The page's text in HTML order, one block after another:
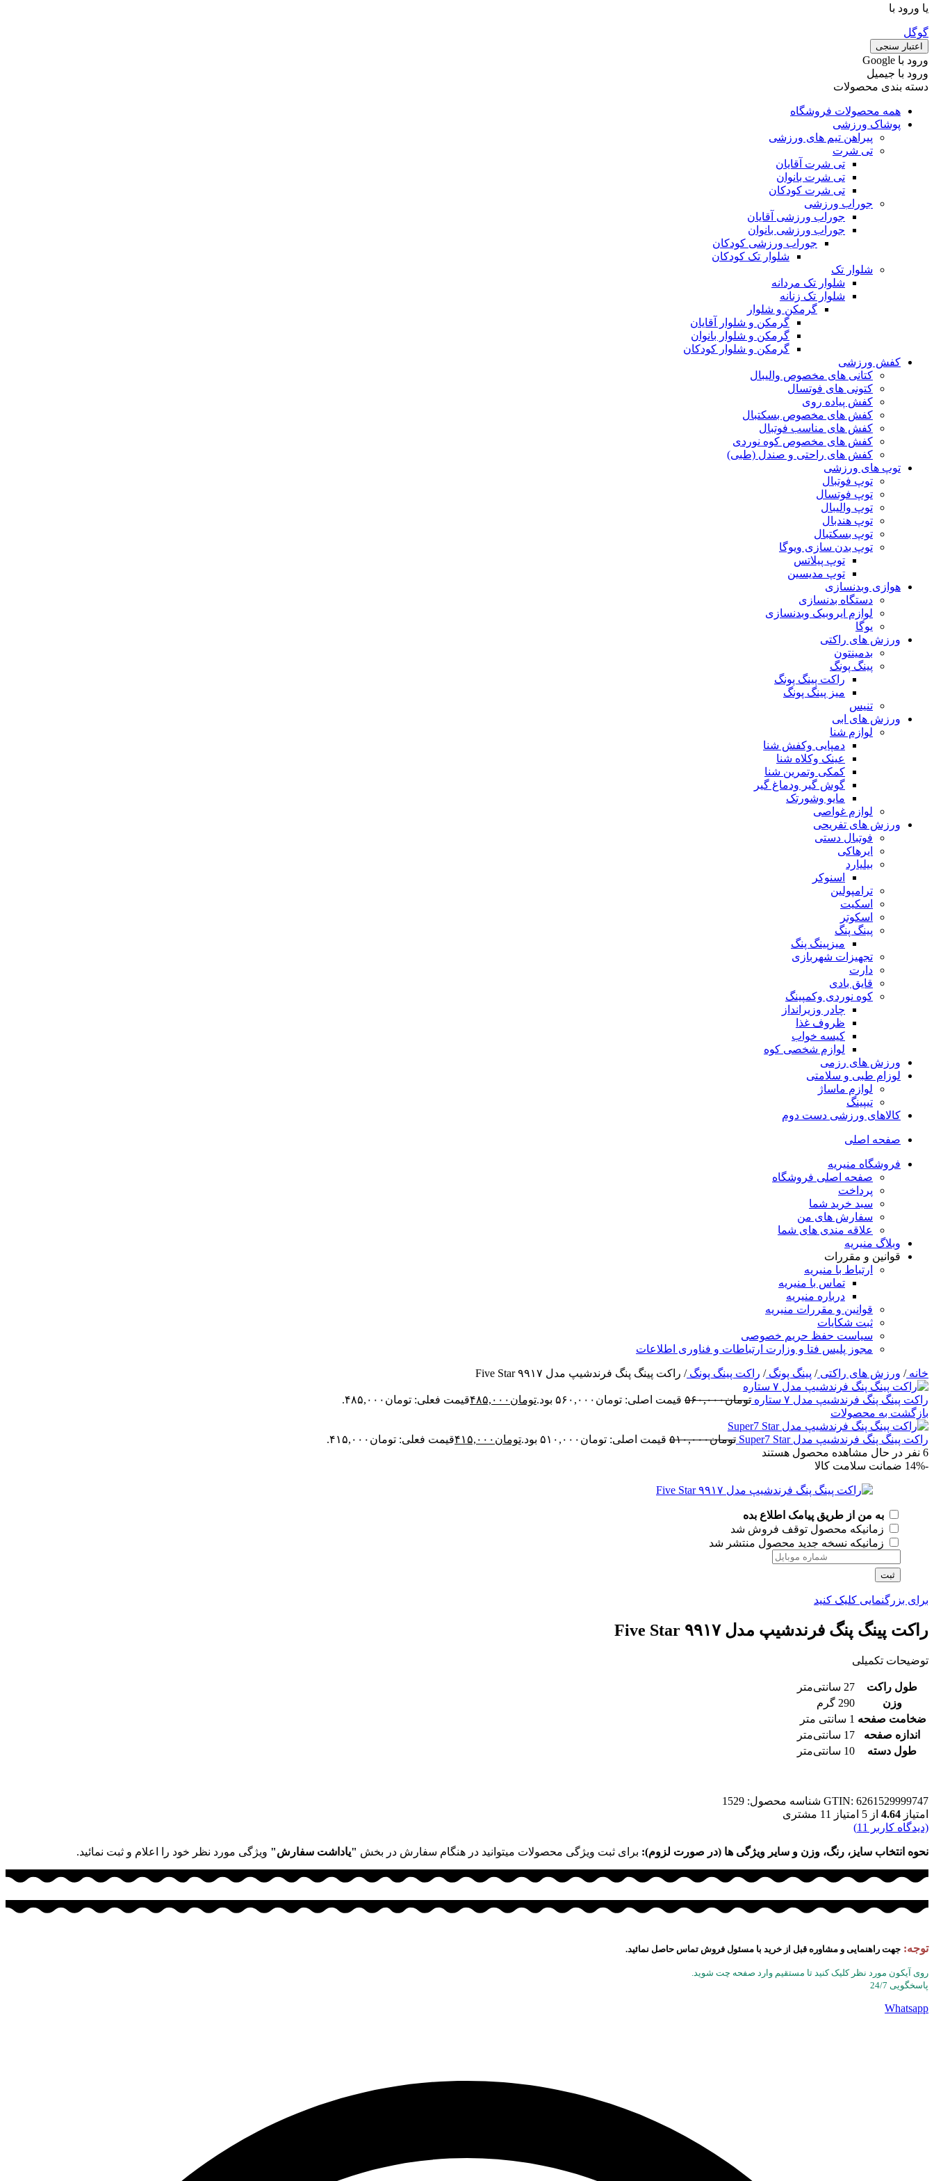
یا ورود با
گوگل
اعتبار سنجی
ورود با ‫Google
ورود با جیمیل
دسته بندی محصولات
همه محصولات فروشگاه
پوشاک ورزشی
پیراهن تیم های ورزشی
تی شرت
تی شرت آقایان
تی شرت بانوان
تی شرت کودکان
جوراب ورزشی
جوراب ورزشی آقایان
جوراب ورزشی بانوان
جوراب ورزشی کودکان
شلوار تک کودکان
شلوار تک
شلوار تک مردانه
شلوار تک زنانه
گرمکن و شلوار
گرمکن و شلوار آقایان
گرمکن و شلوار بانوان
گرمکن و شلوار کودکان
کفش ورزشی
کتانی های مخصوص والیبال
کتونی های فوتسال
کفش پیاده روی
کفش های مخصوص بسکتبال
کفش های مناسب فوتبال
کفش های مخصوص کوه نوردی
کفش های راحتی و صندل (طبی)
توپ های ورزشی
توپ فوتبال
توپ فوتسال
توپ والیبال
توپ هندبال
توپ بسکتبال
توپ بدن سازی ویوگا
توپ پیلاتس
توپ مدیسین
هوازی وبدنسازی
دستگاه بدنسازی
لوازم ایروبیک وبدنسازی
یوگا
ورزش های راکتی
بدمینتون
پینگ پونگ
راکت پینگ پونگ
میز پینگ پونگ
تنیس
ورزش های ابی
لوازم شنا
دمپایی وکفش شنا
عینک وکلاه شنا
کمکی وتمرین شنا
گوش گیر ودماغ گیر
مایو وشورتک
لوازم غواصی
ورزش های تفریحی
فوتبال دستی
ایرهاکی
بیلیارد
اسنوکر
ترامپولین
اسکیت
اسکوتر
پینگ پنگ
میزپینگ پنگ
تجهیزات شهربازی
دارت
قایق بادی
کوه نوردی وکمپینگ
چادر وزیرانداز
ظروف غذا
کیسه خواب
لوازم شخصی کوه
ورزش های رزمی
لوزام طبی و سلامتی
لوازم ماساژ
تیپینگ
کالاهای ورزشی دست دوم
صفحه اصلی
فروشگاه منیریه
صفحه اصلی فروشگاه
پرداخت
سبد خرید شما
سفارش های من
علاقه مندی های شما
وبلاگ منیریه
قوانین و مقررات
ارتباط با منیریه
تماس با منیریه
درباره منیریه
قوانین و مقررات منیریه
ثبت شکایات
سیاست حفظ حریم خصوصی
مجوز پلیس فتا و وزارت ارتباطات و فناوری اطلاعات
خانه/ ورزش های راکتی/ پینگ پونگ/ راکت پینگ پونگ/ راکت پینگ پنگ فرندشیپ مدل ۹۹۱۷ Five Star
راکت پینگ پنگ فرندشیپ مدل ۷ ستاره تومان۵۶۰,۰۰۰ قیمت اصلی: تومان۵۶۰,۰۰۰ بود. تومان ۴۸۵,۰۰۰قیمت فعلی: تومان۴۸۵,۰۰۰.
بازگشت به محصولات
راکت پینگ پنگ فرندشیپ مدل Super7 Star تومان۵۱۰,۰۰۰ قیمت اصلی: تومان۵۱۰,۰۰۰ بود. تومان ۴۱۵,۰۰۰قیمت فعلی: تومان۴۱۵,۰۰۰.
6 نفر در حال مشاهده محصول هستند
-14%
ضمانت سلامت کالا
به من از طریق پیامک اطلاع بده
زمانیکه محصول توقف فروش شد
زمانیکه نسخه جدید محصول منتشر شد
ثبت
برای بزرگنمایی کلیک کنید
راکت پینگ پنگ فرندشیپ مدل ۹۹۱۷ Five Star
توضیحات تکمیلی
طول راکت
27 سانتی‌متر
وزن
290 گرم
ضخامت صفحه 1 سانتی متر
اندازه صفحه
17 سانتی‌متر
طول دسته
10 سانتی‌متر
GTIN: 6261529999747 شناسه محصول: 1529
امتیاز 4.64 از 5 امتیاز 11 مشتری
(دیدگاه کاربر
11
)
نحوه انتخاب سایز، رنگ، وزن و سایر ویژگی ها (در صورت لزوم): برای ثبت ویژگی محصولات میتوانید در هنگام سفارش در بخش "یاداشت سفارش" ویژگی مورد نظر خود را اعلام و ثبت نمائید.
توجه: جهت راهنمایی و مشاوره قبل از خرید با مسئول فروش تماس حاصل نمائید.
روی آیکون مورد نظر کلیک کنید تا مستقیم وارد صفحه چت شوید.
پاسخگویی 24/7
Whatsapp